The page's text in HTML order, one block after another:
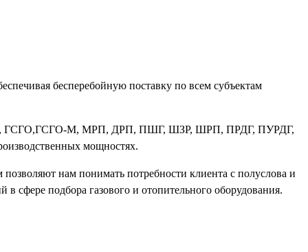
бесперебойную поставку по всем субъектам
ГСГО,ГСГО-М, МРП, ДРП, ПШГ, ШЗР, ШРП, ПРДГ, ПУРДГ,
мощностях.
нам понимать потребности клиента с полуслова и
сфере подбора газового и отопительного оборудования.